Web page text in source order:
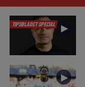
TIPSBLADET SPECIAL ►
►